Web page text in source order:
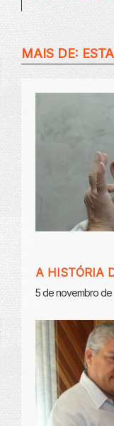
MAIS DE:
A HISTÓRIA
5 de novembro de